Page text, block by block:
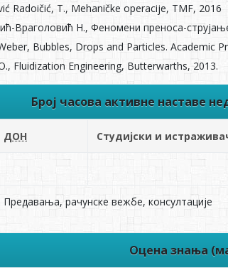
Radoičić, T., Mehaničke operacije, TMF, 2016
Враголовић Н., Феномени преноса-
Bubbles, Drops and Particles. Academic
Fluidization Engineering, Butterwarths, 2013.
Број часова активне наставе
ДОН Студијски и
Предавања, рачунске вежбе, консултације
Оцена знања